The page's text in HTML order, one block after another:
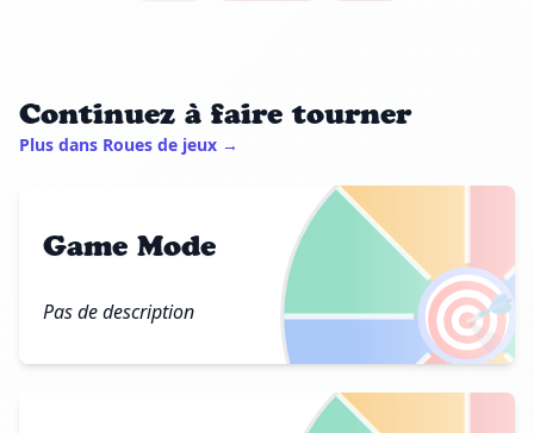
Continuez à faire tourner
Plus dans Roues de jeux →
🎯
Game Mode
Pas de description